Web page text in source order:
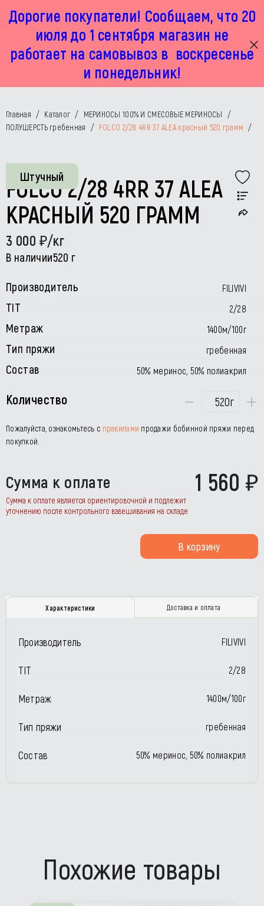
Дорогие покупатели! Сообщаем, что 20
июля до 1 сентября магазин не
работает на самовывоз в воскресенье
и понедельник!
г. Москва, Маленковская 32 стр 2А
пн-пт с 11:00 до 19:00, сб с 11:00 до 17:00
+7 925 449 67 92
Главная / Каталог / МЕРИНОСЫ 100% И СМЕСОВЫЕ МЕРИНОСЫ
/
ПОЛУШЕРСТЬ гребенная
/ FOLCO 2/28 4RR 37 ALEA красный 520 грамм /
Штучный
FOLCO 2/28 4RR 37 ALEA
КРАСНЫЙ 520 ГРАММ
3 000 /кг
В наличии520 г
Производитель FILIVIVI
TIT 2/28
Метраж 1400м/100г
Тип пряжи гребенная
Состав 50% меринос, 50% полиакрил
Количество г
Пожалуйста, ознакомьтесь с правилами продажи бобинной пряжи перед
покупкой.
Сумма к оплате 1 560
Сумма к оплате является ориентировочной и подлежит
уточнению после контрольного взвешивания на складе
В корзину
Характеристики Доставка и оплата
Производитель FILIVIVI
TIT 2/28
Метраж 1400м/100г
Тип пряжи гребенная
Состав 50% меринос, 50% полиакрил
Похожие товары